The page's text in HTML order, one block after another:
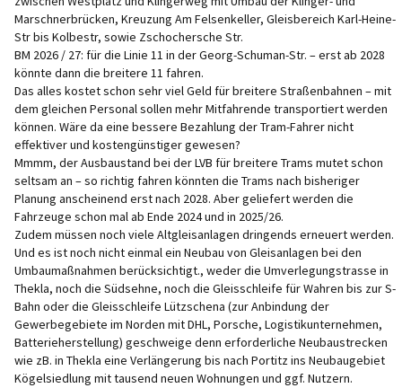
Marschnerbrücken, Kreuzung Am Felsenkeller, Gleisbereich Karl-Heine-
Str bis Kolbestr, sowie Zschochersche Str.
BM 2026 / 27: für die Linie 11 in der Georg-Schuman-Str. – erst ab 2028
könnte dann die breitere 11 fahren.
Das alles kostet schon sehr viel Geld für breitere Straßenbahnen – mit
dem gleichen Personal sollen mehr Mitfahrende transportiert werden
können. Wäre da eine bessere Bezahlung der Tram-Fahrer nicht
effektiver und kostengünstiger gewesen?
Mmmm, der Ausbaustand bei der LVB für breitere Trams mutet schon
seltsam an – so richtig fahren könnten die Trams nach bisheriger
Planung anscheinend erst nach 2028. Aber geliefert werden die
Fahrzeuge schon mal ab Ende 2024 und in 2025/26.
Zudem müssen noch viele Altgleisanlagen dringends erneuert werden.
Und es ist noch nicht einmal ein Neubau von Gleisanlagen bei den
Umbaumaßnahmen berücksichtigt., weder die Umverlegungstrasse in
Thekla, noch die Südsehne, noch die Gleisschleife für Wahren bis zur S-
Bahn oder die Gleisschleife Lützschena (zur Anbindung der
Gewerbegebiete im Norden mit DHL, Porsche, Logistikunternehmen,
Batterieherstellung) geschweige denn erforderliche Neubaustrecken
wie zB. in Thekla eine Verlängerung bis nach Portitz ins Neubaugebiet
Kögelsiedlung mit tausend neuen Wohnungen und ggf. Nutzern.